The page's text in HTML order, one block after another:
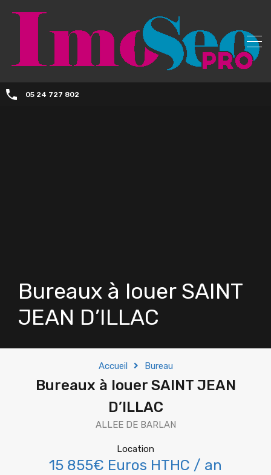
05 24 727 802
Bureaux à louer SAINT
JEAN D’ILLAC
Accueil Bureau
Bureaux à louer SAINT JEAN
D’ILLAC
ALLEE DE BARLAN
Location
15 855€ Euros HTHC / an